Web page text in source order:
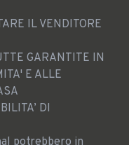
IL VENDITORE
GARANTITE IN
E ALLE
DI
potrebbero in